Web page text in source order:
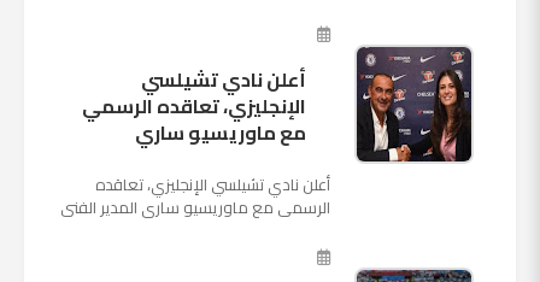
كأس العالم بأنه تدرب على هد...
أعلن نادي تشيلسي
الإنجليزي، تعاقده الرسمي
مع ماوريسيو ساري
أعلن نادي تشيلسي الإنجليزي، تعاقده
الرسمي مع ماوريسيو ساري المدير الفني
المقبل وخلافة أنطونيو كو...